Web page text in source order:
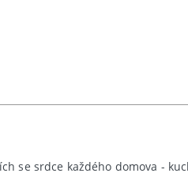
se srdce každého domova -